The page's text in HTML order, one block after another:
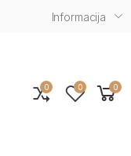
Informacija
0 0 0